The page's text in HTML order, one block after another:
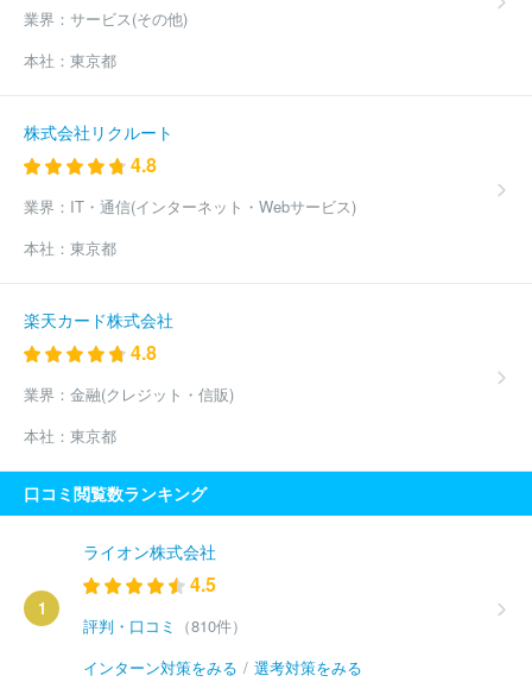
イルキャリア ほか(1126件)
業界： サービス(その他)
本社： 東京都
株式会社リクルート
4.8
業界： IT・通信(インターネット・Webサービス)
本社： 東京都
楽天カード株式会社
4.8
業界： 金融(クレジット・信販)
本社： 東京都
口コミ閲覧数ランキング
1
ライオン株式会社
4.5
評判・口コミ
（810件）
インターン対策をみる / 選考対策をみる